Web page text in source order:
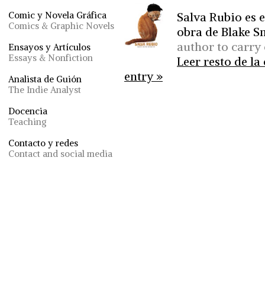
Comic y Novela Gráfica
Comics & Graphic Novels
Ensayos y Artículos
Essays & Nonfiction
Analista de Guión
The Indie Analyst
Docencia
Teaching
Contacto y redes
Contact and social media
Salva Rubio es
obra de Blake
author to carry
Leer resto de
entry »